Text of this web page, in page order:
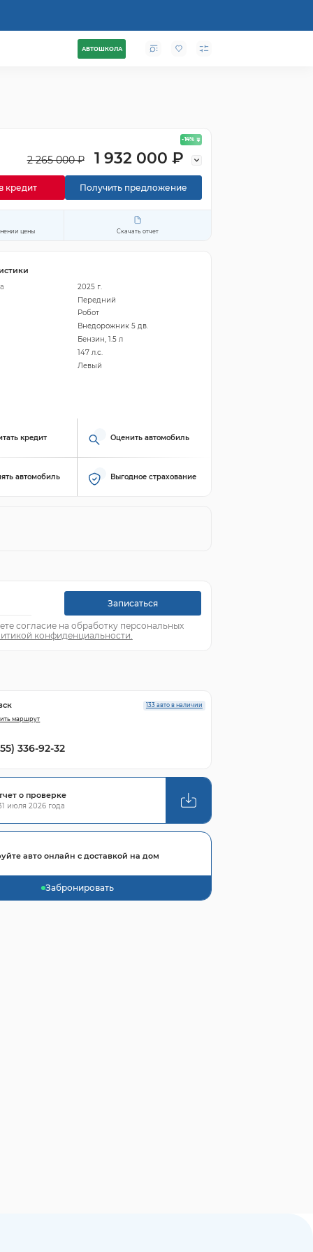
АВТОШКОЛА
- 14%
2 265 000 ₽ 1 932 000 ₽
кредит Получить предложение
цены Скачать отчет
2025 г.
Передний
Робот
Внедорожник 5 дв.
Бензин, 1.5 л
147 л.с.
Левый
кредит Оценить автомобиль
автомобиль Выгодное страхование
Записаться
согласие на обработку персональных
конфиденциальности.
133 авто в наличии
маршрут
336-92-32
о проверке
июля 2026 года
авто онлайн с доставкой на дом
Забронировать